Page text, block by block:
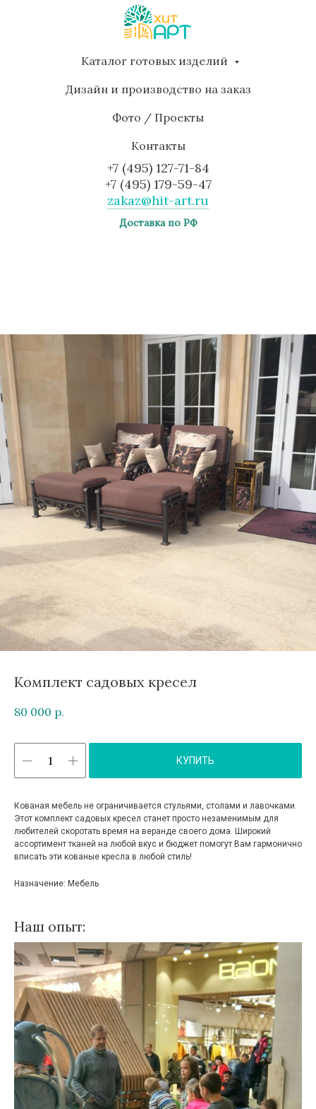
Каталог готовых изделий
Дизайн и производство на заказ
Фото / Проекты
Контакты
+7 (495) 127-71-84
+7 (495) 179-59-47
zakaz@hit-art.ru
Доставка по РФ
Комплект садовых кресел
80 000 р.
КУПИТЬ
Кованая мебель не ограничивается стульями, столами и лавочками.
Этот комплект садовых кресел станет просто незаменимым для
любителей скоротать время на веранде своего дома. Широкий
ассортимент тканей на любой вкус и бюджет помогут Вам гармонично
вписать эти кованые кресла в любой стиль!
Назначение: Мебель
Наш опыт: